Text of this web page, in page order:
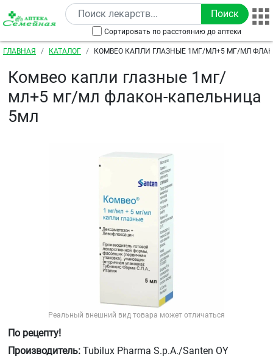
Перейти к основному содержанию
Сортировать по расстоянию до аптеки
Строка навигации
ГЛАВНАЯ КАТАЛОГ
КОМВЕО КАПЛИ ГЛАЗНЫЕ 1МГ/МЛ+5 МГ/МЛ
Комвео капли глазные 1мг/
мл+5 мг/мл флакон-капельница
5мл
Реальный внешний вид товара может отличаться
По рецепту!
Производитель: Tubilux Pharma S.p.A./Santen OY